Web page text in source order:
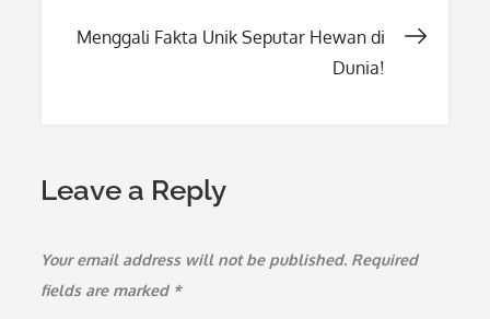
Menggali Fakta Unik Seputar Hewan di
Dunia!
Leave a Reply
Your email address will not be published. Required
fields are marked *